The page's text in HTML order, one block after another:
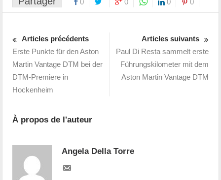
0 0 0 0
Articles précédents
Erste Punkte für den Aston
Martin Vantage DTM bei der
DTM-Premiere in
Hockenheim
Articles suivants
Paul Di Resta sammelt erste
Führungskilometer mit dem
Aston Martin Vantage DTM
À propos de l'auteur
Angela Della Torre